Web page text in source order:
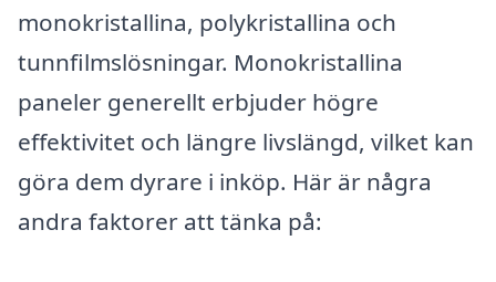
monokristallina, polykristallina och
tunnfilmslösningar. Monokristallina
paneler generellt erbjuder högre
effektivitet och längre livslängd, vilket kan
göra dem dyrare i inköp. Här är några
andra faktorer att tänka på: